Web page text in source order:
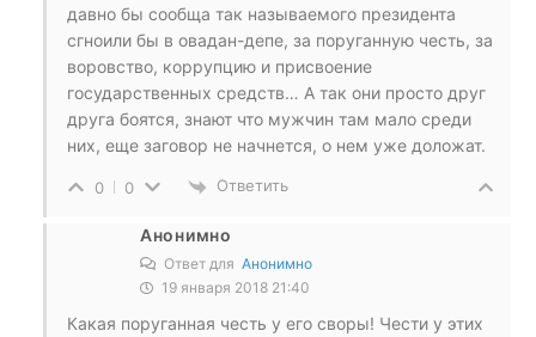
давно бы сообща так называемого президента
сгноили бы в овадан-депе, за поруганную честь, за
воровство, коррупцию и присвоение
государственных средств… А так они просто друг
друга боятся, знают что мужчин там мало среди
них, еще заговор не начнется, о нем уже доложат.
0 0 Ответить
Анонимно
Ответ для Анонимно
19 января 2018 21:40
Какая поруганная честь у его своры! Чести у этих